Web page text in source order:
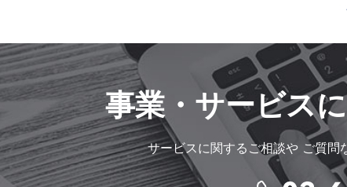
事業・サービスに
サービスに関するご相談やご質問